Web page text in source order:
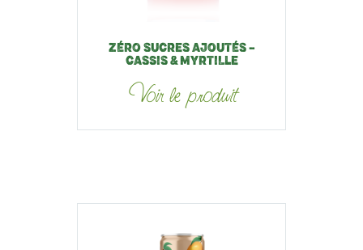
ZÉRO SUCRES AJOUTÉS –
CASSIS & MYRTILLE
Voir le produit